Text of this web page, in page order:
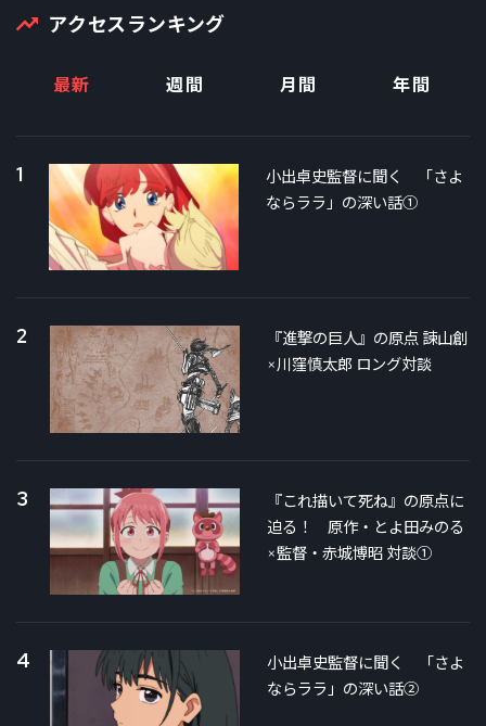
アクセスランキング
最新 週間 月間 年間
1
小出卓史監督に聞く 「さよ
ならララ」の深い話①
2
『進撃の巨人』の原点 諫山創
×川窪慎太郎 ロング対談
3
『これ描いて死ね』の原点に
迫る！ 原作・とよ田みのる
×監督・赤城博昭 対談①
4
小出卓史監督に聞く 「さよ
ならララ」の深い話②